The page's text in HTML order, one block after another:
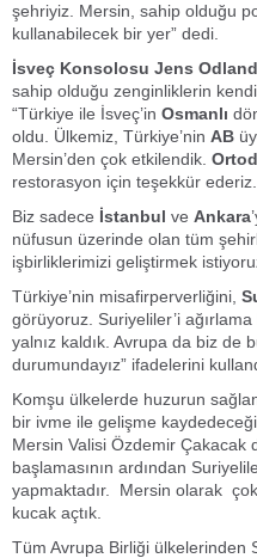
şehriyiz. Mersin, sahip olduğu
kullanabilecek bir yer” dedi.
İsveç Konsolosu Jens
sahip olduğu zenginliklerin
“Türkiye ile İsveç’in Osmanlı
oldu. Ülkemiz, Türkiye’nin AB
Mersin’den çok etkilendik.
restorasyon için teşekkür ederiz.
Biz sadece İstanbul ve Ankara
nüfusun üzerinde olan tüm
işbirliklerimizi geliştirmek
Türkiye’nin misafirperverliğini,
görüyoruz. Suriyeliler’i
yalnız kaldık. Avrupa da biz de
durumundayız” ifadelerini
Komşu ülkelerde huzurun
bir ivme ile gelişme
Mersin Valisi Özdemir Çakacak
başlamasının ardından
yapmaktadır. Mersin olarak çok
kucak açtık.
Tüm Avrupa Birliği ülkelerinden